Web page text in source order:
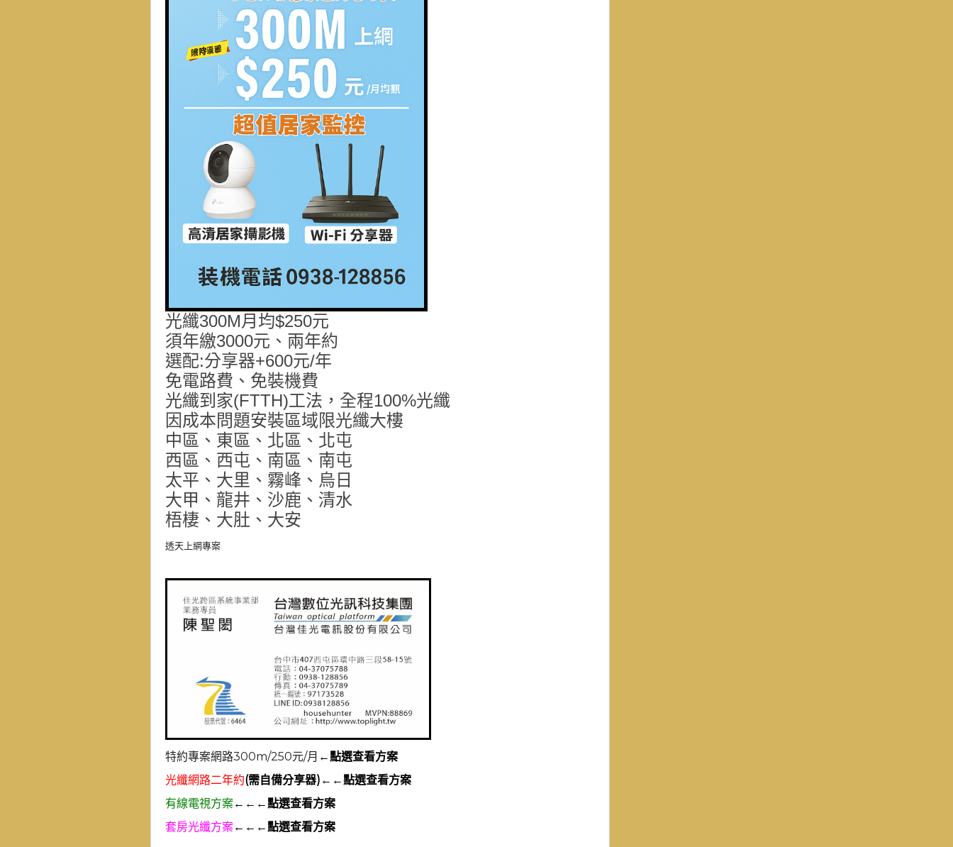
光纖300M月均$250元
須年繳3000元、兩年約
選配:分享器+600元/年
免電路費、免裝機費
光纖到家(FTTH)工法，全程100%光纖
因成本問題安裝區域限光纖大樓
中區、東區、北區、北屯
西區、西屯、南區、南屯
太平、大里、霧峰、烏日
大甲、龍井、沙鹿、清水
梧棲、大肚、大安
透天上網專案
特約專案網路300m/250元/月 ←點選查看方案
光纖網路二年約(需自備分享器)←←點選查看方案
有線電視方案←←←點選查看方案
套房光纖方案←←←點選查看方案